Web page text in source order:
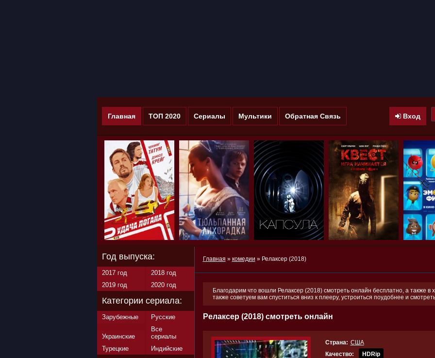
Главная ТОП 2020 Сериалы Мультики Обратная Связь Вход
Главная » комедии » Релаксер (2018)
Благодарим что вошли Релаксер (2018) смотреть онлайн бесплатно, а также
также советуем вам спуститься вниз к плееру, устроиться поудобнее и
Релаксер (2018) смотреть онлайн
Страна: США
Качество:
HDRip
Год выпуска:
2017 год
2018 год
2019 год
2020 год
Категории сериала:
Зарубежные Русские
Украинские
Все
сериалы
Турецкие
Индийские